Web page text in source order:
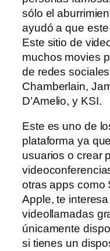
sólo el
ayudó a que
Este sitio de
muchos movies
de redes
Chamberlain,
D’Amelio, y KSI.
Este es uno de
plataforma ya
usuarios o crear
otras apps como
Apple, te
videollamadas
únicamente
si tienes un